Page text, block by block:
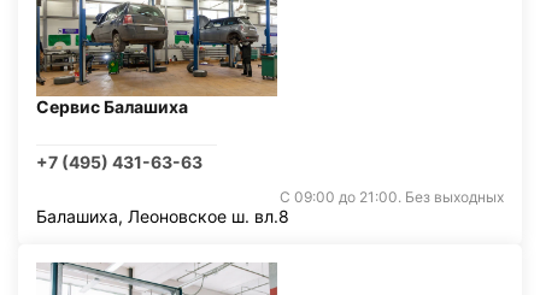
Сервис Балашиха
+7 (495) 431-63-63
С 09:00 до 21:00. Без выходных
Балашиха, Леоновское ш. вл.8